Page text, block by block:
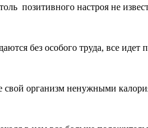
позитивного настроя не
без особого труда, все
свой организм ненужными